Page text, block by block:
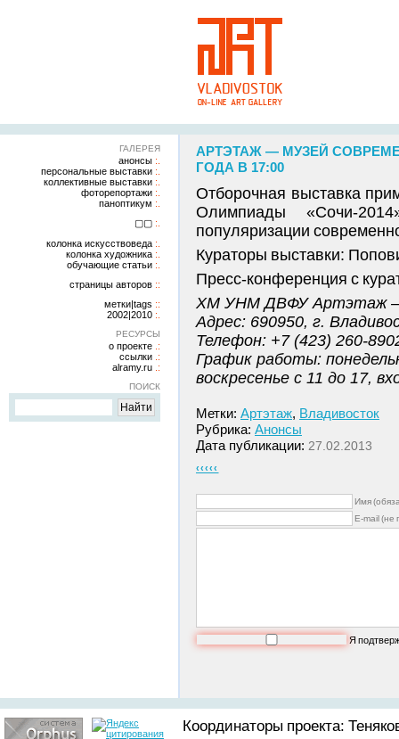
ГАЛЕРЕЯ
анонсы
персональные выставки
коллективные выставки
фоторепортажи
паноптикум
▢▢
колонка искусствоведа
колонка художника
обучающие статьи
страницы авторов
метки|tags
2002|2010
РЕСУРСЫ
о проекте
ссылки
alramy.ru
ПОИСК
АРТЭТАЖ — МУЗЕЙ
ГОДА В 17:00
Отборочная выставка
Олимпиады «Сочи-
популяризации
Кураторы выставки:
Пресс-конференция с
ХМ УНМ ДВФУ Артэтаж —
Адрес: 690950, г.
Телефон: +7 (423) 260-
График работы:
воскресенье с 11 до 17,
Метки: Артэтаж, Владивосток
Рубрика: Анонсы
Дата публикации: 27.02.2013
‹‹‹‹‹
Имя
E-mail (не
Я
Координаторы проекта: